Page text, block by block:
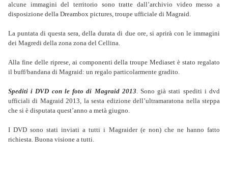
alcune immagini del territorio sono tratte dall’archivio video messo a
disposizione della Dreambox pictures, troupe ufficiale di Magraid.
La puntata di questa sera, della durata di due ore, si aprirà con le immagini
dei Magredi della zona zona del Cellina.
Alla fine delle riprese, ai componenti della troupe Mediaset è stato regalato
il buff/bandana di Magraid: un regalo particolarmente gradito.
Spediti i DVD con le foto di Magraid 2013. Sono già stati spediti i dvd
ufficiali di Magraid 2013, la sesta edizione dell’ultramaratona nella steppa
che si è disputata quest’anno a metà giugno.
I DVD sono stati inviati a tutti i Magraider (e non) che ne hanno fatto
richiesta. Buona visione a tutti.